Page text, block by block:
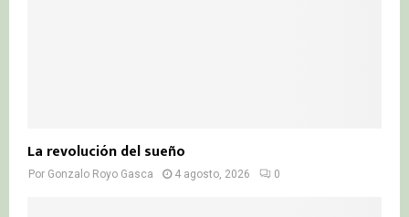
La revolución del sueño
Por Gonzalo Royo Gasca 4 agosto, 2026 0